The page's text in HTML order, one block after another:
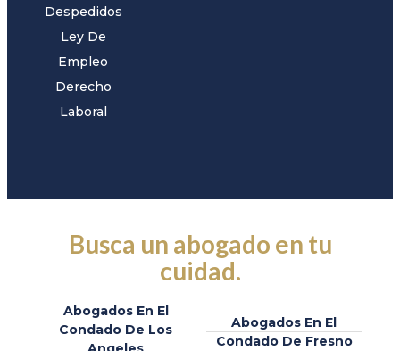
Despedidos
Ley De
Empleo
Derecho
Laboral
Busca un abogado en tu
cuidad.
Abogados En El
Condado De Los
Abogados En El
Condado De Fresno